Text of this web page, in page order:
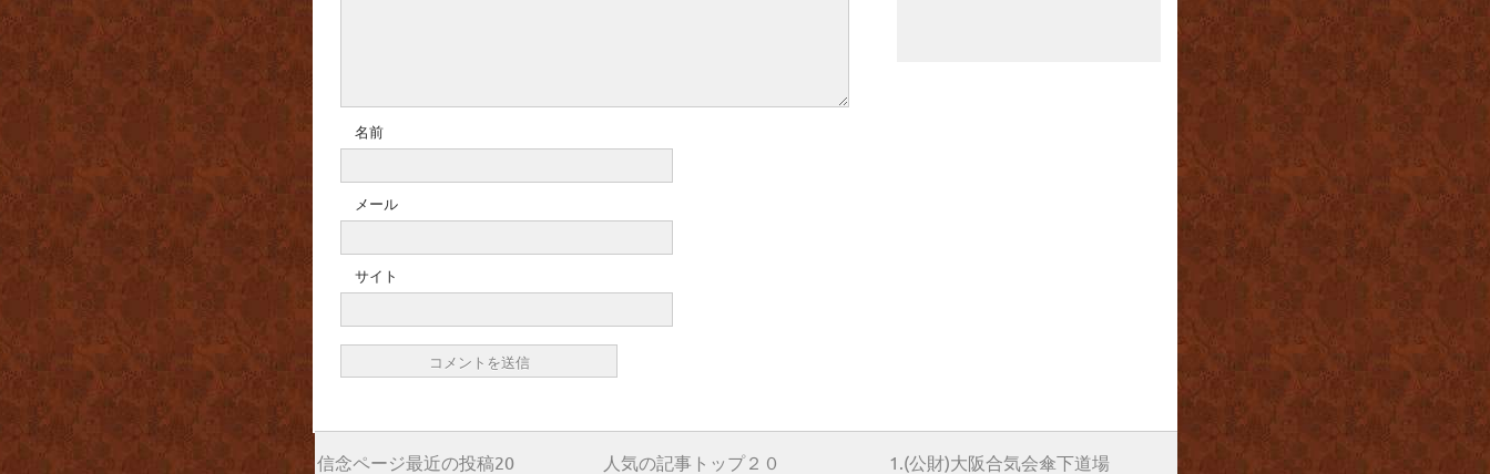
名前
メール
サイト
信念ページ最近の投稿20 人気の記事トップ２０ 1.(公財)大阪合気会傘下道場